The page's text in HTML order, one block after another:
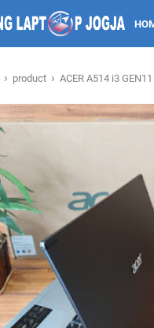
› product › ACER A514 i3